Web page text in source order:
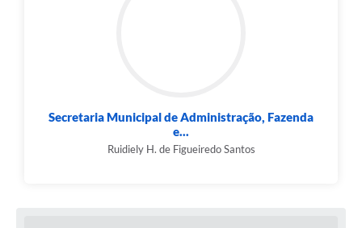
Secretaria Municipal de Administração, Fazenda
e...
Ruidiely H. de Figueiredo Santos